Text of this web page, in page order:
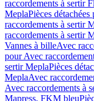
raccordements à sertir
MeplaPièces
raccordements à sertir
raccordements à sertir
Vannes à billeAvec
pour Avec
sertir MeplaPièces
MeplaAvec
Avec raccordements à
Mapress, FKM bleu